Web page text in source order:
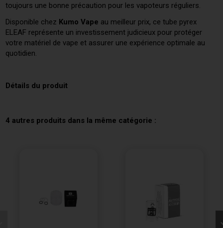
toujours une bonne précaution pour les vapoteurs réguliers.
Disponible chez Kumo Vape au meilleur prix, ce tube pyrex
ELEAF représente un investissement judicieux pour protéger
votre matériel de vape et assurer une expérience optimale au
quotidien.
Détails du produit
4 autres produits dans la même catégorie :